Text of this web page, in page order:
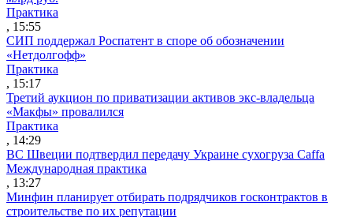
Практика
, 15:55
СИП поддержал Роспатент в споре об обозначении
«Нетдолгофф»
Практика
, 15:17
Третий аукцион по приватизации активов экс-владельца
«Макфы» провалился
Практика
, 14:29
ВС Швеции подтвердил передачу Украине сухогруза Caffa
Международная практика
, 13:27
Минфин планирует отбирать подрядчиков госконтрактов в
строительстве по их репутации